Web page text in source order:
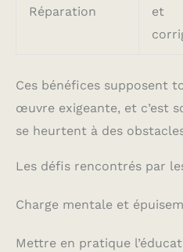
Réparation
et
Ces bénéfices supposent
œuvre exigeante, et c’est
se heurtent à des
Les défis rencontrés par
Charge mentale et
Mettre en pratique